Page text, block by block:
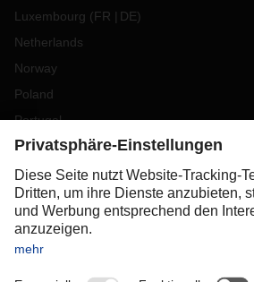
Luxembourg (FR DE)
Netherlands
Norway
Poland
Portugal
Romania
Slovakia
Spain
Sweden
Switzerland